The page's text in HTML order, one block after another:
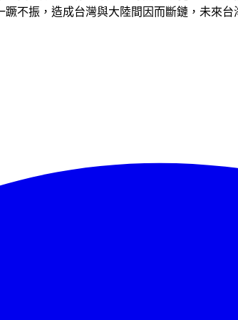
不振，造成台灣與大陸間因而斷鏈，未來台